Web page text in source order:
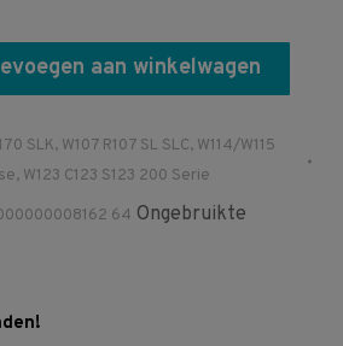
aan winkelwagen
SLK, W107 R107 SL SLC, W114/W115
, W123 C123 S123 200 Serie
64 Ongebruikte